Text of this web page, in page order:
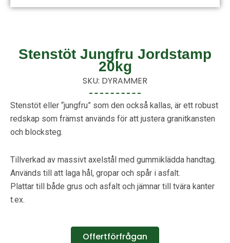
Stenstöt Jungfru Jordstamp
20kg
SKU: DYRAMMER
Stenstöt eller “jungfru” som den också kallas, är ett robust
redskap som främst används för att justera granitkansten
och blocksteg.
Tillverkad av massivt axelstål med gummiklädda handtag.
Används till att laga hål, gropar och spår i asfalt.
Plattar till både grus och asfalt och jämnar till tvära kanter
t.ex.
Offertförfrågan